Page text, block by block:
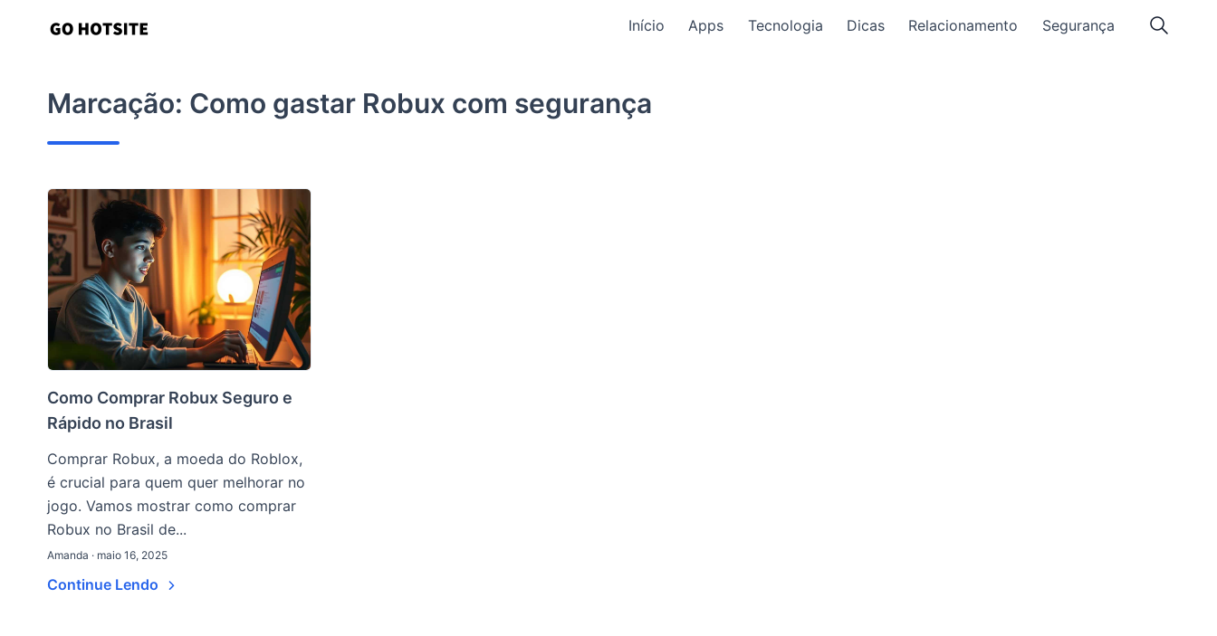
conteúdo
Início Apps Tecnologia Dicas Relacionamento Segurança
Marcação: Como gastar Robux com segurança
Como Comprar Robux Seguro e
Rápido no Brasil
Comprar Robux, a moeda do Roblox,
é crucial para quem quer melhorar no
jogo. Vamos mostrar como comprar
Robux no Brasil de...
Amanda · maio 16, 2025
Continue Lendo